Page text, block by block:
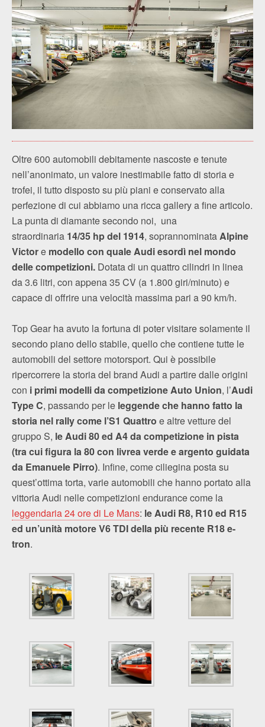
Oltre 600 automobili debitamente nascoste e tenute
nell’anonimato, un valore inestimabile fatto di storia e
trofei, il tutto disposto su più piani e conservato alla
perfezione di cui abbiamo una ricca gallery a fine articolo.
La punta di diamante secondo noi, una
straordinaria 14/35 hpdel 1914, soprannominataAlpine
Victore modello con quale Audi esordì nel mondo
delle competizioni. Dotata di un quattro cilindri in linea
da 3.6 litri, con appena 35 CV (a 1.800 giri/minuto) e
capace di offrire una velocità massima pari a 90 km/h.
Top Gear ha avuto la fortuna di poter visitare solamente il
secondo piano dello stabile, quello che contiene tutte le
automobili del settore motorsport. Qui è possibile
ripercorrere la storia del brand Audi a partire dalle origini
con i primi modelli da competizione Auto Union, l’Audi
Type C, passando per le leggende che hanno fatto la
storia nel rally come l’S1 Quattro e altre vetture del
gruppo S, le Audi 80 ed A4 da competizione in pista
(tra cui figura la 80 con livrea verde e argento guidata
da Emanuele Pirro). Infine, come ciliegina posta su
quest’ottima torta, varie automobili che hanno portato alla
vittoria Audi nelle competizioni endurance come la
leggendaria 24 ore di Le Mans: le Audi R8, R10 ed R15
ed un’unità motore V6 TDI della più recente R18 e-
tron.